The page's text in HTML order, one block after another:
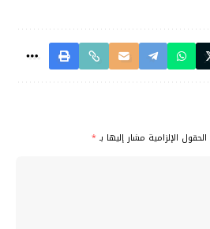
الحقول الإلزامية مشار إليها بـ *